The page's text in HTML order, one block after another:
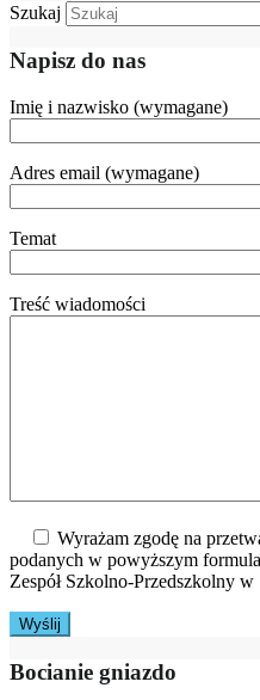
Szukaj
Napisz do nas
Imię i nazwisko (wymagane)
Adres email (wymagane)
Temat
Treść wiadomości
Wyrażam zgodę na
podanych w powyższym
Zespół Szkolno-Przedszkolny w
Bocianie gniazdo